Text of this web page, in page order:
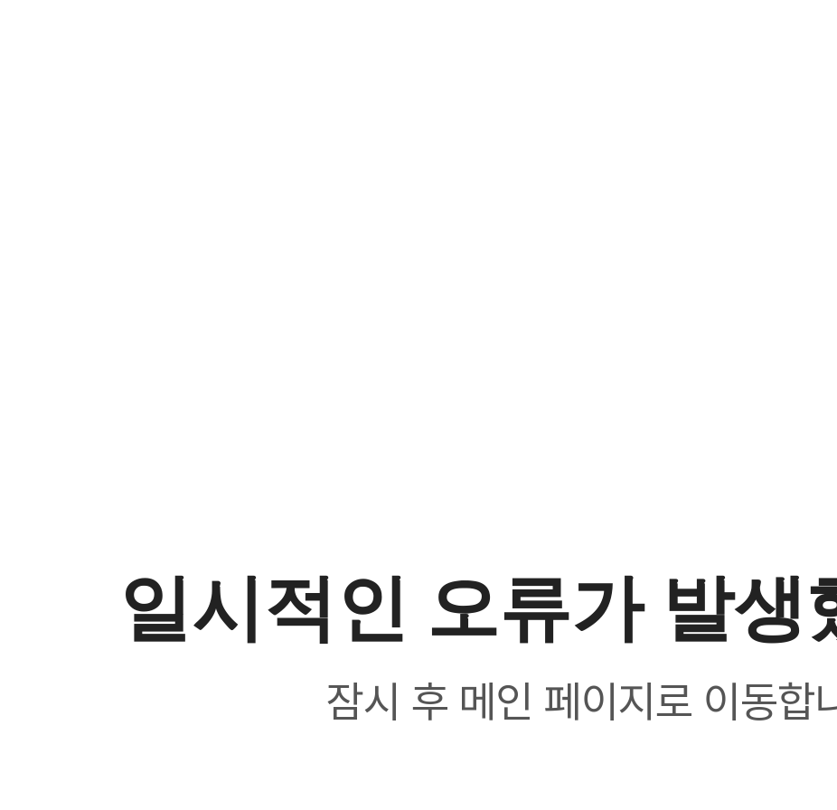
일시적인 오류가 발생
잠시 후 메인 페이지로 이동합